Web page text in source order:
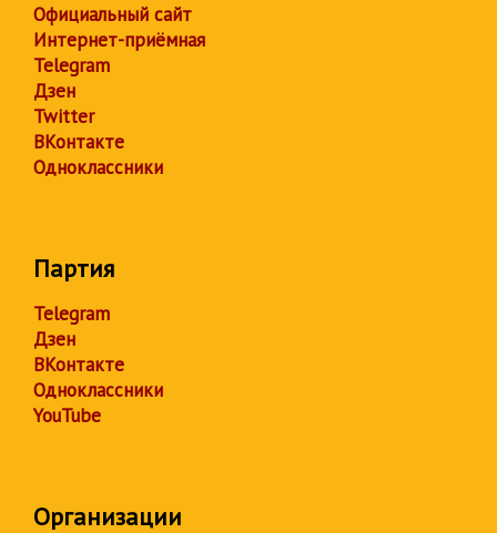
Официальный сайт
Интернет-приёмная
Telegram
Дзен
Twitter
ВКонтакте
Одноклассники
Партия
Telegram
Дзен
ВКонтакте
Одноклассники
YouTube
Организации